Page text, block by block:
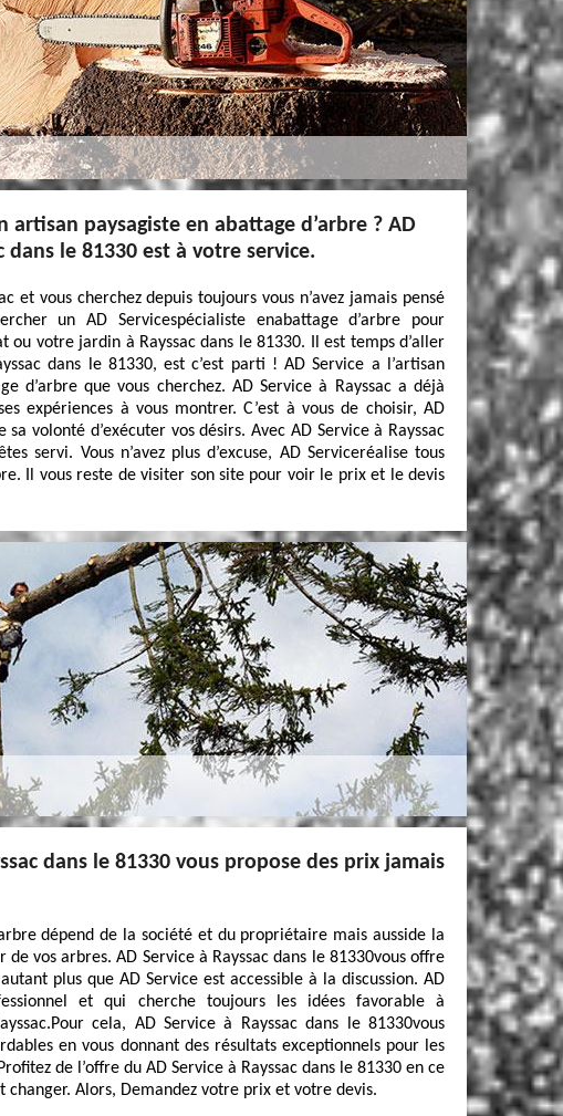
artisan paysagiste en abattage d’arbre ? AD
dans le 81330 est à votre service.
et vous cherchez depuis toujours vous n’avez jamais pensé
un AD Servicespécialiste enabattage d’arbre pour
ou votre jardin à Rayssac dans le 81330. Il est temps d’aller
dans le 81330, est c’est parti ! AD Service a l’artisan
d’arbre que vous cherchez. AD Service à Rayssac a déjà
expériences à vous montrer. C’est à vous de choisir, AD
sa volonté d’exécuter vos désirs. Avec AD Service à Rayssac
servi. Vous n’avez plus d’excuse, AD Serviceréalise tous
Il vous reste de visiter son site pour voir le prix et le devis
dans le 81330 vous propose des prix jamais
dépend de la société et du propriétaire mais ausside la
vos arbres. AD Service à Rayssac dans le 81330vous offre
plus que AD Service est accessible à la discussion. AD
et qui cherche toujours les idées favorable à
cela, AD Service à Rayssac dans le 81330vous
en vous donnant des résultats exceptionnels pour les
de l’offre du AD Service à Rayssac dans le 81330 en ce
changer. Alors, Demandez votre prix et votre devis.